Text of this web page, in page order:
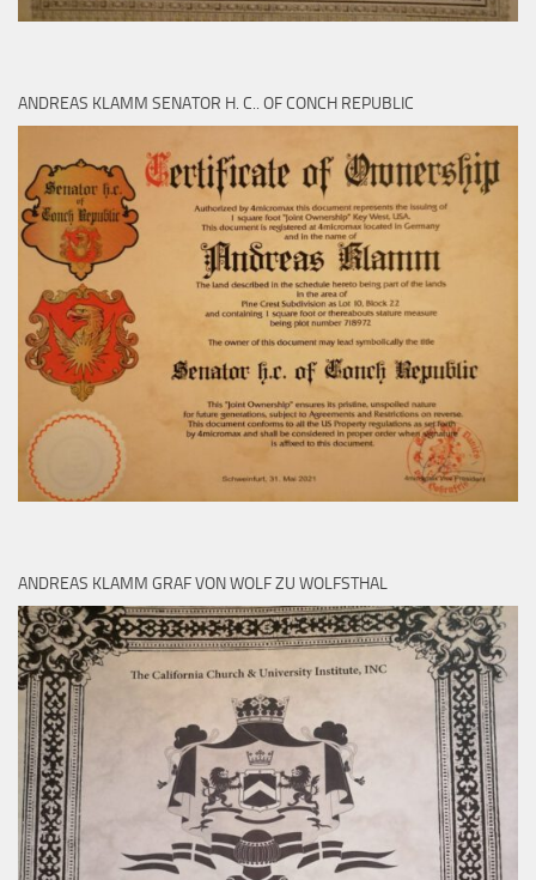
ANDREAS KLAMM SENATOR H. C.. OF CONCH REPUBLIC
ANDREAS KLAMM GRAF VON WOLF ZU WOLFSTHAL